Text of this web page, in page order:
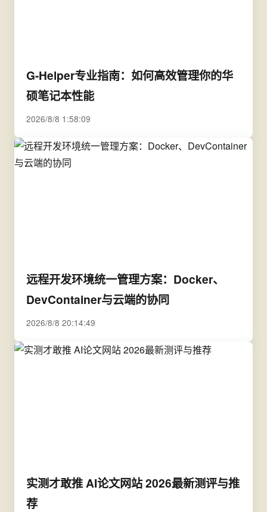
G-Helper专业指南：如何高效管理你的华
硕笔记本性能
2026/8/8 1:58:09
远程开发环境统一管理方案：Docker、
DevContainer与云端的协同
2026/8/8 20:14:49
实测才敢推 AI论文网站 2026最新测评与推
荐